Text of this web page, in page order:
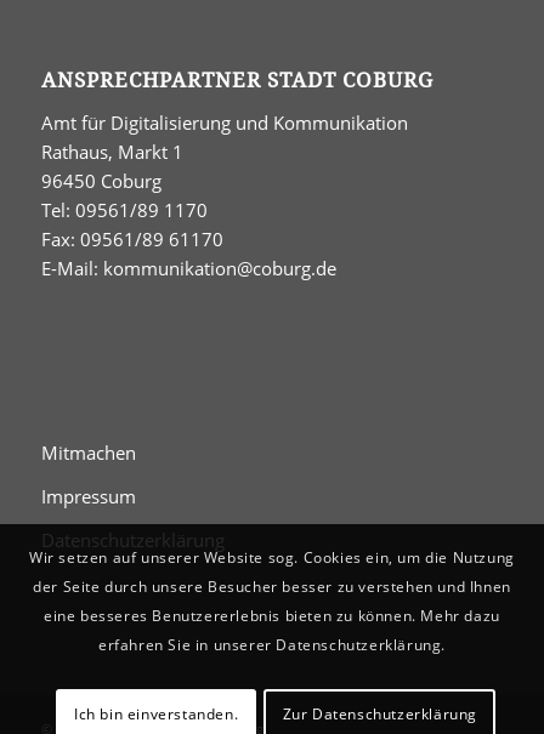
ANSPRECHPARTNER STADT COBURG
Amt für Digitalisierung und Kommunikation
Rathaus, Markt 1
96450 Coburg
Tel: 09561/89 1170
Fax: 09561/89 61170
E-Mail: kommunikation@coburg.de
Mitmachen
Impressum
Datenschutzerklärung
© Digitales Stadtgedächtnis Coburg
Wir setzen auf unserer Website sog. Cookies ein, um die Nutzung
der Seite durch unsere Besucher besser zu verstehen und Ihnen
eine besseres Benutzererlebnis bieten zu können. Mehr dazu
erfahren Sie in unserer Datenschutzerklärung.
Ich bin einverstanden. Zur Datenschutzerklärung